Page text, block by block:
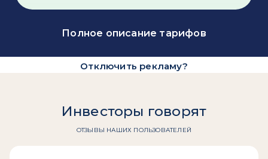
Полное описание тарифов
Отключить рекламу?
Инвесторы говорят
ОТЗЫВЫ НАШИХ ПОЛЬЗОВАТЕЛЕЙ